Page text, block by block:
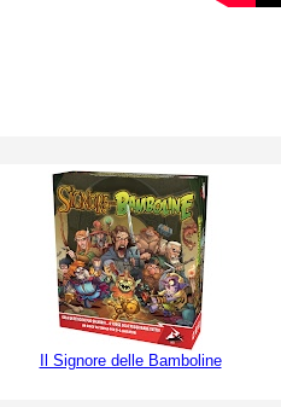
Il Signore delle Bamboline